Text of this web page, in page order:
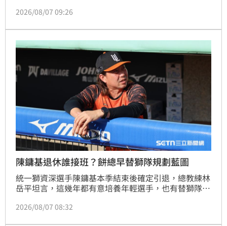
2026/08/07 09:26
陳鏞基退休誰接班？餅總早替獅隊規劃藍圖
統一獅資深選手陳鏞基本季結束後確定引退，總教練林
岳平坦言，這幾年都有意培養年輕選手，也有替獅隊找
期身手。
2026/08/07 08:32